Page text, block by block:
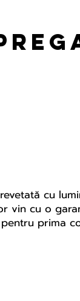
cu
vin cu o
prima